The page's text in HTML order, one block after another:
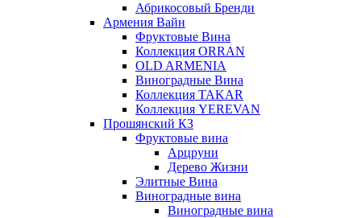
Абрикосовый Бренди
Армения Вайн
Фруктовые Вина
Коллекция ORRAN
OLD ARMENIA
Виноградные Вина
Коллекция TAKAR
Коллекция YEREVAN
Прошянский КЗ
Фруктовые вина
Арцруни
Дерево Жизни
Элитные Вина
Виноградные вина
Виноградные вина